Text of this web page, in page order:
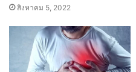
สิงหาคม 5, 2022